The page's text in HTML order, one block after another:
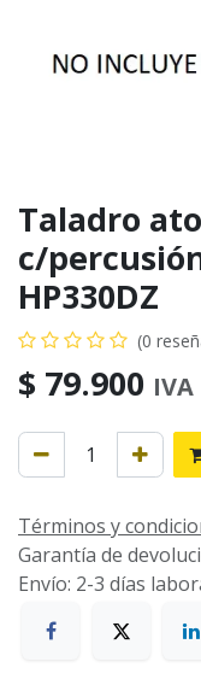
Taladro
c/
HP330DZ
(0
$ 79.900
Términos y
Garantía de
Envío: 2-3 días